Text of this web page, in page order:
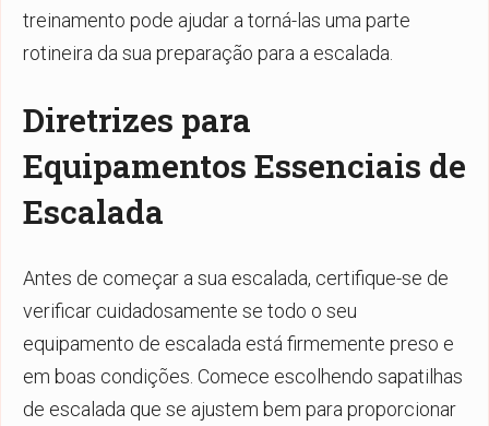
treinamento pode ajudar a torná-las uma parte
rotineira da sua preparação para a escalada.
Diretrizes para
Equipamentos Essenciais de
Escalada
Antes de começar a sua escalada, certifique-se de
verificar cuidadosamente se todo o seu
equipamento de escalada está firmemente preso e
em boas condições. Comece escolhendo sapatilhas
de escalada que se ajustem bem para proporcionar